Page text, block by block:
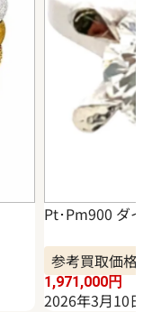
Pt･Pm900 ダイ
参考買取価格
1,971,000円
2026年3月10日